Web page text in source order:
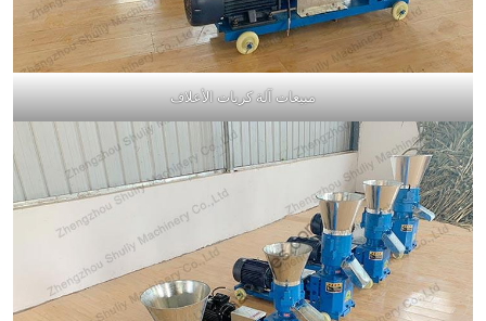
مبيعات آلة كريات الأعلاف